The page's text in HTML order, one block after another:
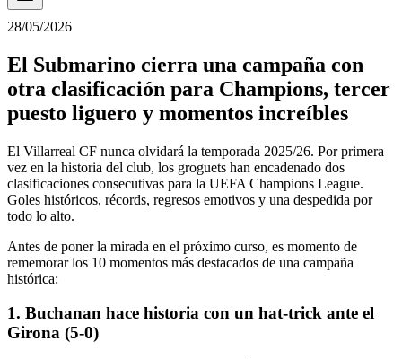
28/05/2026
El Submarino cierra una campaña con
otra clasificación para Champions, tercer
puesto liguero y momentos increíbles
El Villarreal CF nunca olvidará la temporada 2025/26. Por primera
vez en la historia del club, los groguets han encadenado dos
clasificaciones consecutivas para la UEFA Champions League.
Goles históricos, récords, regresos emotivos y una despedida por
todo lo alto.
Antes de poner la mirada en el próximo curso, es momento de
rememorar los 10 momentos más destacados de una campaña
histórica:
1. Buchanan hace historia con un hat-trick ante el
Girona (5-0)